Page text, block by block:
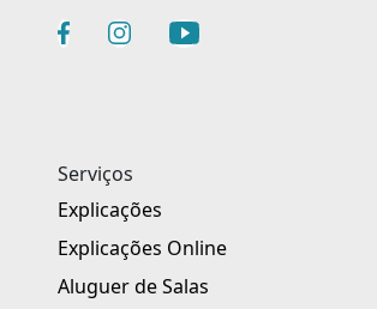
Serviços
Explicações
Explicações Online
Aluguer de Salas